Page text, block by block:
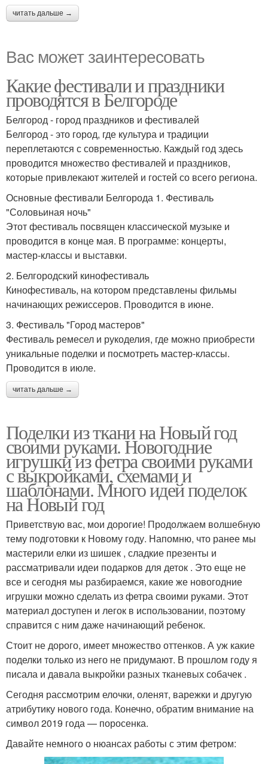
читать дальше →
Вас может заинтересовать
Какие фестивали и праздники
проводятся в Белгороде
Белгород - город праздников и фестивалей
Белгород - это город, где культура и традиции
переплетаются с современностью. Каждый год здесь
проводится множество фестивалей и праздников,
которые привлекают жителей и гостей со всего региона.
Основные фестивали Белгорода 1. Фестиваль
"Соловьиная ночь"
Этот фестиваль посвящен классической музыке и
проводится в конце мая. В программе: концерты,
мастер-классы и выставки.
2. Белгородский кинофестиваль
Кинофестиваль, на котором представлены фильмы
начинающих режиссеров. Проводится в июне.
3. Фестиваль "Город мастеров"
Фестиваль ремесел и рукоделия, где можно приобрести
уникальные поделки и посмотреть мастер-классы.
Проводится в июле.
читать дальше →
Поделки из ткани на Новый год
своими руками. Новогодние
игрушки из фетра своими руками
с выкройками, схемами и
шаблонами. Много идей поделок
на Новый год
Приветствую вас, мои дорогие! Продолжаем волшебную
тему подготовки к Новому году. Напомню, что ранее мы
мастерили елки из шишек , сладкие презенты и
рассматривали идеи подарков для деток . Это еще не
все и сегодня мы разбираемся, какие же новогодние
игрушки можно сделать из фетра своими руками. Этот
материал доступен и легок в использовании, поэтому
справится с ним даже начинающий ребенок.
Стоит не дорого, имеет множество оттенков. А уж какие
поделки только из него не придумают. В прошлом году я
писала и давала выкройки разных тканевых собачек .
Сегодня рассмотрим елочки, оленят, варежки и другую
атрибутику нового года. Конечно, обратим внимание на
символ 2019 года — поросенка.
Давайте немного о нюансах работы с этим фетром: